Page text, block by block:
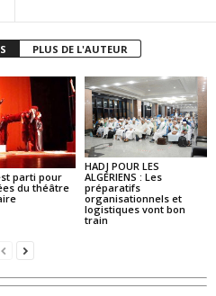
PLUS DE L'AUTEUR
parti pour
du théâtre
HADJ POUR LES
ALGÉRIENS : Les
préparatifs
organisationnels et
logistiques vont bon
train